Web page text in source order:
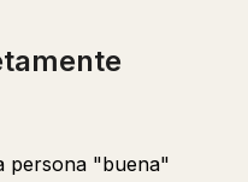
persona "buena"